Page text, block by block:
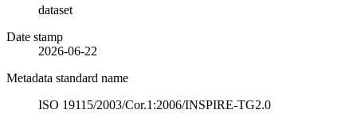
dataset
Date stamp
2026-06-22
Metadata standard name
ISO 19115/2003/Cor.1:2006/INSPIRE-TG2.0